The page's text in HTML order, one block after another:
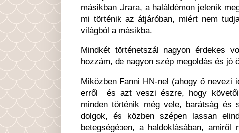
másikban Urara, a haláldémon jelenik
mi történik az átjáróban, miért nem
világból a másikba.
Mindkét történetszál nagyon érdekes
hozzám, de nagyon szép megoldás és
Miközben Fanni HN-nel (ahogy ő nevezi
erről és azt veszi észre, hogy követői
minden történik még vele, barátság és
dolgok, és közben szépen lassan
betegségében, a haldoklásában,